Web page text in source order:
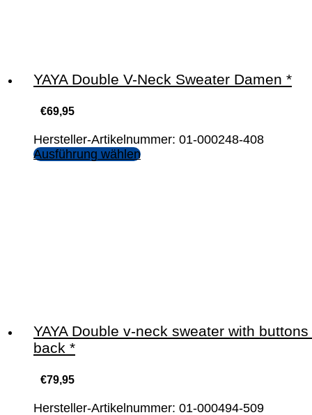
YAYA Double V-Neck Sweater Damen *
€69,95
Hersteller-Artikelnummer: 01-000248-408
Ausführung wählen
YAYA Double v-neck sweater with buttons
back *
€79,95
Hersteller-Artikelnummer: 01-000494-509